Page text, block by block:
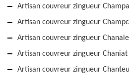
Artisan couvreur zingueur
Artisan couvreur zingueur
Artisan couvreur zingueur
Artisan couvreur zingueur Chaniat
Artisan couvreur zingueur